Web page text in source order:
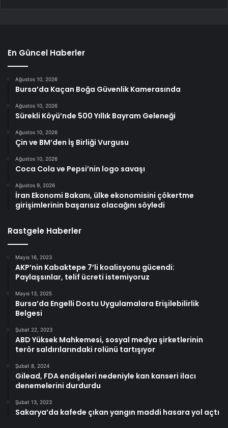
En Güncel Haberler
Ağustos 10, 2026
Bursa’da Kaçan Boğa Güvenlik Kamerasında
Ağustos 10, 2026
Sürekli Köyü’nde 500 Yıllık Bayram Geleneği
Ağustos 10, 2026
Çin ve BM’den İş Birliği Vurgusu
Ağustos 10, 2026
Coca Cola ve Pepsi’nin logo savaşı
Ağustos 9, 2026
İran Ekonomi Bakanı, ülke ekonomisini çökertme
girişimlerinin başarısız olacağını söyledi
Rastgele Haberler
Mayıs 16, 2023
AKP’nin Kabaktepe 7’li koalisyonu gücendi:
Paylaşsınlar, telif ücreti istemiyoruz
Mayıs 13, 2025
Bursa’da Engelli Dostu Uygulamalara Erişilebilirlik
Belgesi
Şubat 22, 2023
ABD Yüksek Mahkemesi, sosyal medya şirketlerinin
terör saldırılarındaki rolünü tartışıyor
Şubat 8, 2024
Gilead, FDA endişeleri nedeniyle kan kanseri ilacı
denemelerini durdurdu
Şubat 13, 2023
Sakarya’da kafede çıkan yangın maddi hasara yol açtı